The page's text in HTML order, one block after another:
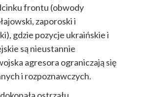
frontu (obwody
zaporoski i
gdzie pozycje ukraińskie i
są nieustannie
agresora ograniczają się
i rozpoznawczych.